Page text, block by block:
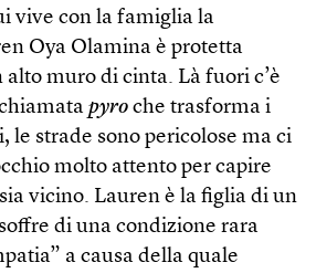
vive con la famiglia la
Oya Olamina è protetta
alto muro di cinta. Là fuori c’è
pyro che trasforma i
le strade sono pericolose ma ci
molto attento per capire
vicino. Lauren è la figlia di un
di una condizione rara
a causa della quale